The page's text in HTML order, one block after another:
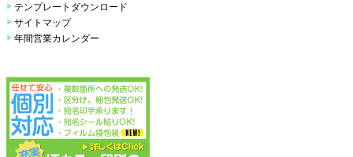
テンプレートダウンロード
サイトマップ
年間営業カレンダー